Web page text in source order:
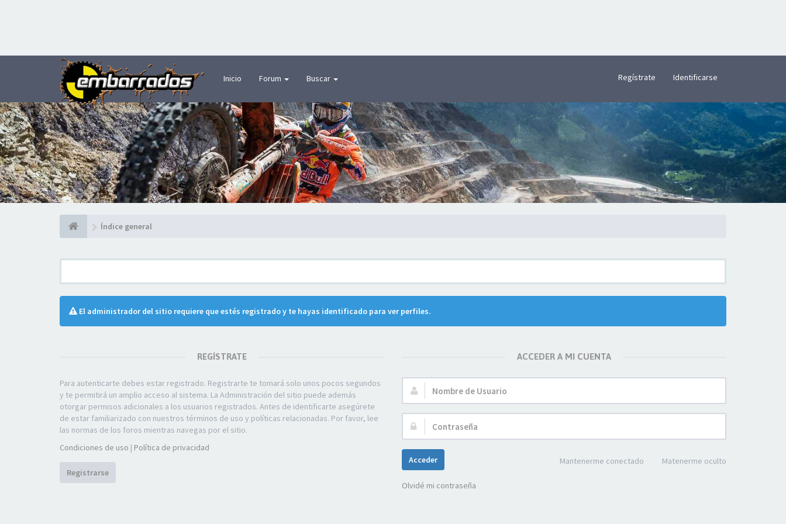
Inicio Forum Buscar Regístrate Identificarse
Índice general
El administrador del sitio requiere que estés registrado y te hayas identificado para ver perfiles.
REGÍSTRATE
Para autenticarte debes estar registrado. Registrarte te tomará solo unos pocos segundos
y te permitirá un amplio acceso al sistema. La Administración del sitio puede además
otorgar permisos adicionales a los usuarios registrados. Antes de identificarte asegúrete
de estar familiarizado con nuestros términos de uso y políticas relacionadas. Por favor, lee
las normas de los foros mientras navegas por el sitio.
Condiciones de uso | Política de privacidad
Registrarse
ACCEDER A MI CUENTA
Nombre
de
Usuario:
Contraseña:
Mantenerme conectado Matenerme oculto
Acceder
Olvidé mi contraseña